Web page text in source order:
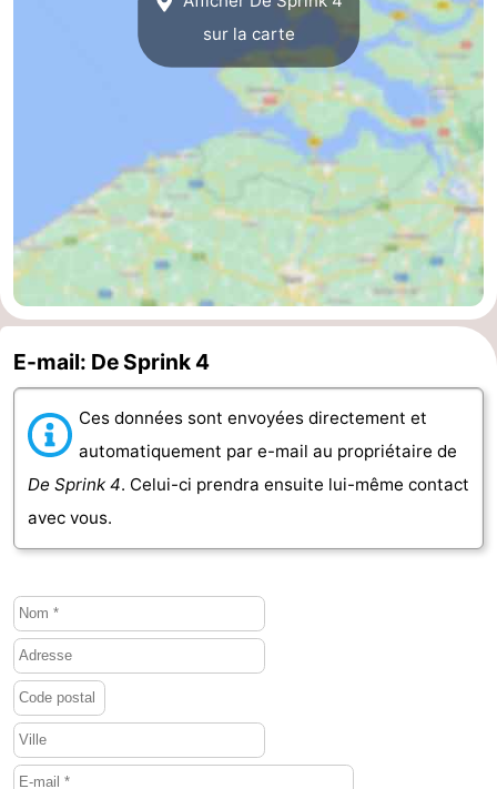
sur la carte
E-mail: De Sprink 4
Ces données sont envoyées directement et
automatiquement par e-mail au propriétaire de
De Sprink 4. Celui-ci prendra ensuite lui-même contact
avec vous.